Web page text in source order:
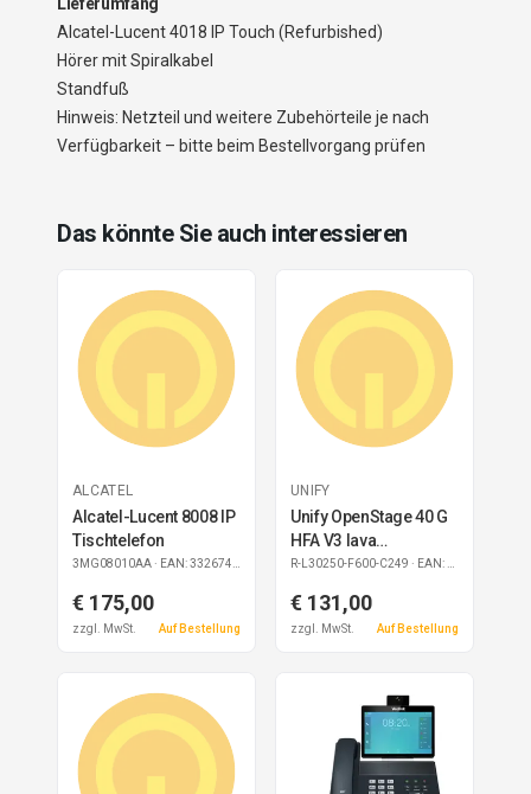
Alcatel-Lucent 4018 IP Touch (Refurbished)
Hörer mit Spiralkabel
Standfuß
Hinweis: Netzteil und weitere Zubehörteile je nach
Verfügbarkeit – bitte beim Bestellvorgang prüfen
Das könnte Sie auch interessieren
ALCATEL
Alcatel-Lucent 8008 IP
Tischtelefon
3MG08010AA · EAN: 3326744923564
€ 175,00
zzgl. MwSt. Auf Bestellung
UNIFY
Unify OpenStage 40 G
HFA V3 lava
refurbished
R-L30250-F600-C249 · EAN: 4050026029918
€ 131,00
zzgl. MwSt. Auf Bestellung